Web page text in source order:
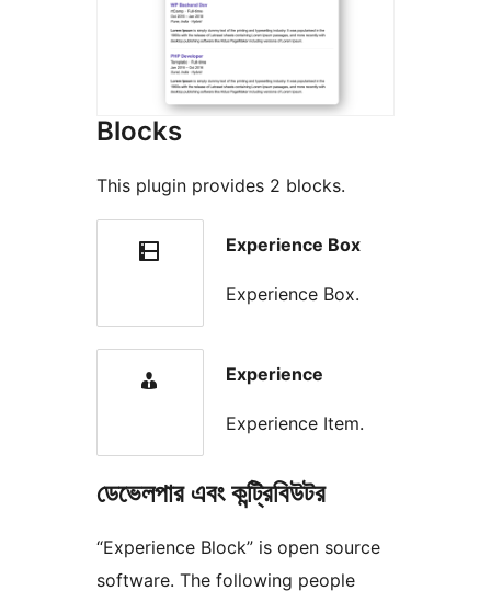
Blocks
This plugin provides 2 blocks.
Experience Box
Experience Box.
Experience
Experience Item.
ডেভেলপার এবং কন্ট্রিবিউটর
“Experience Block” is open source
software. The following people